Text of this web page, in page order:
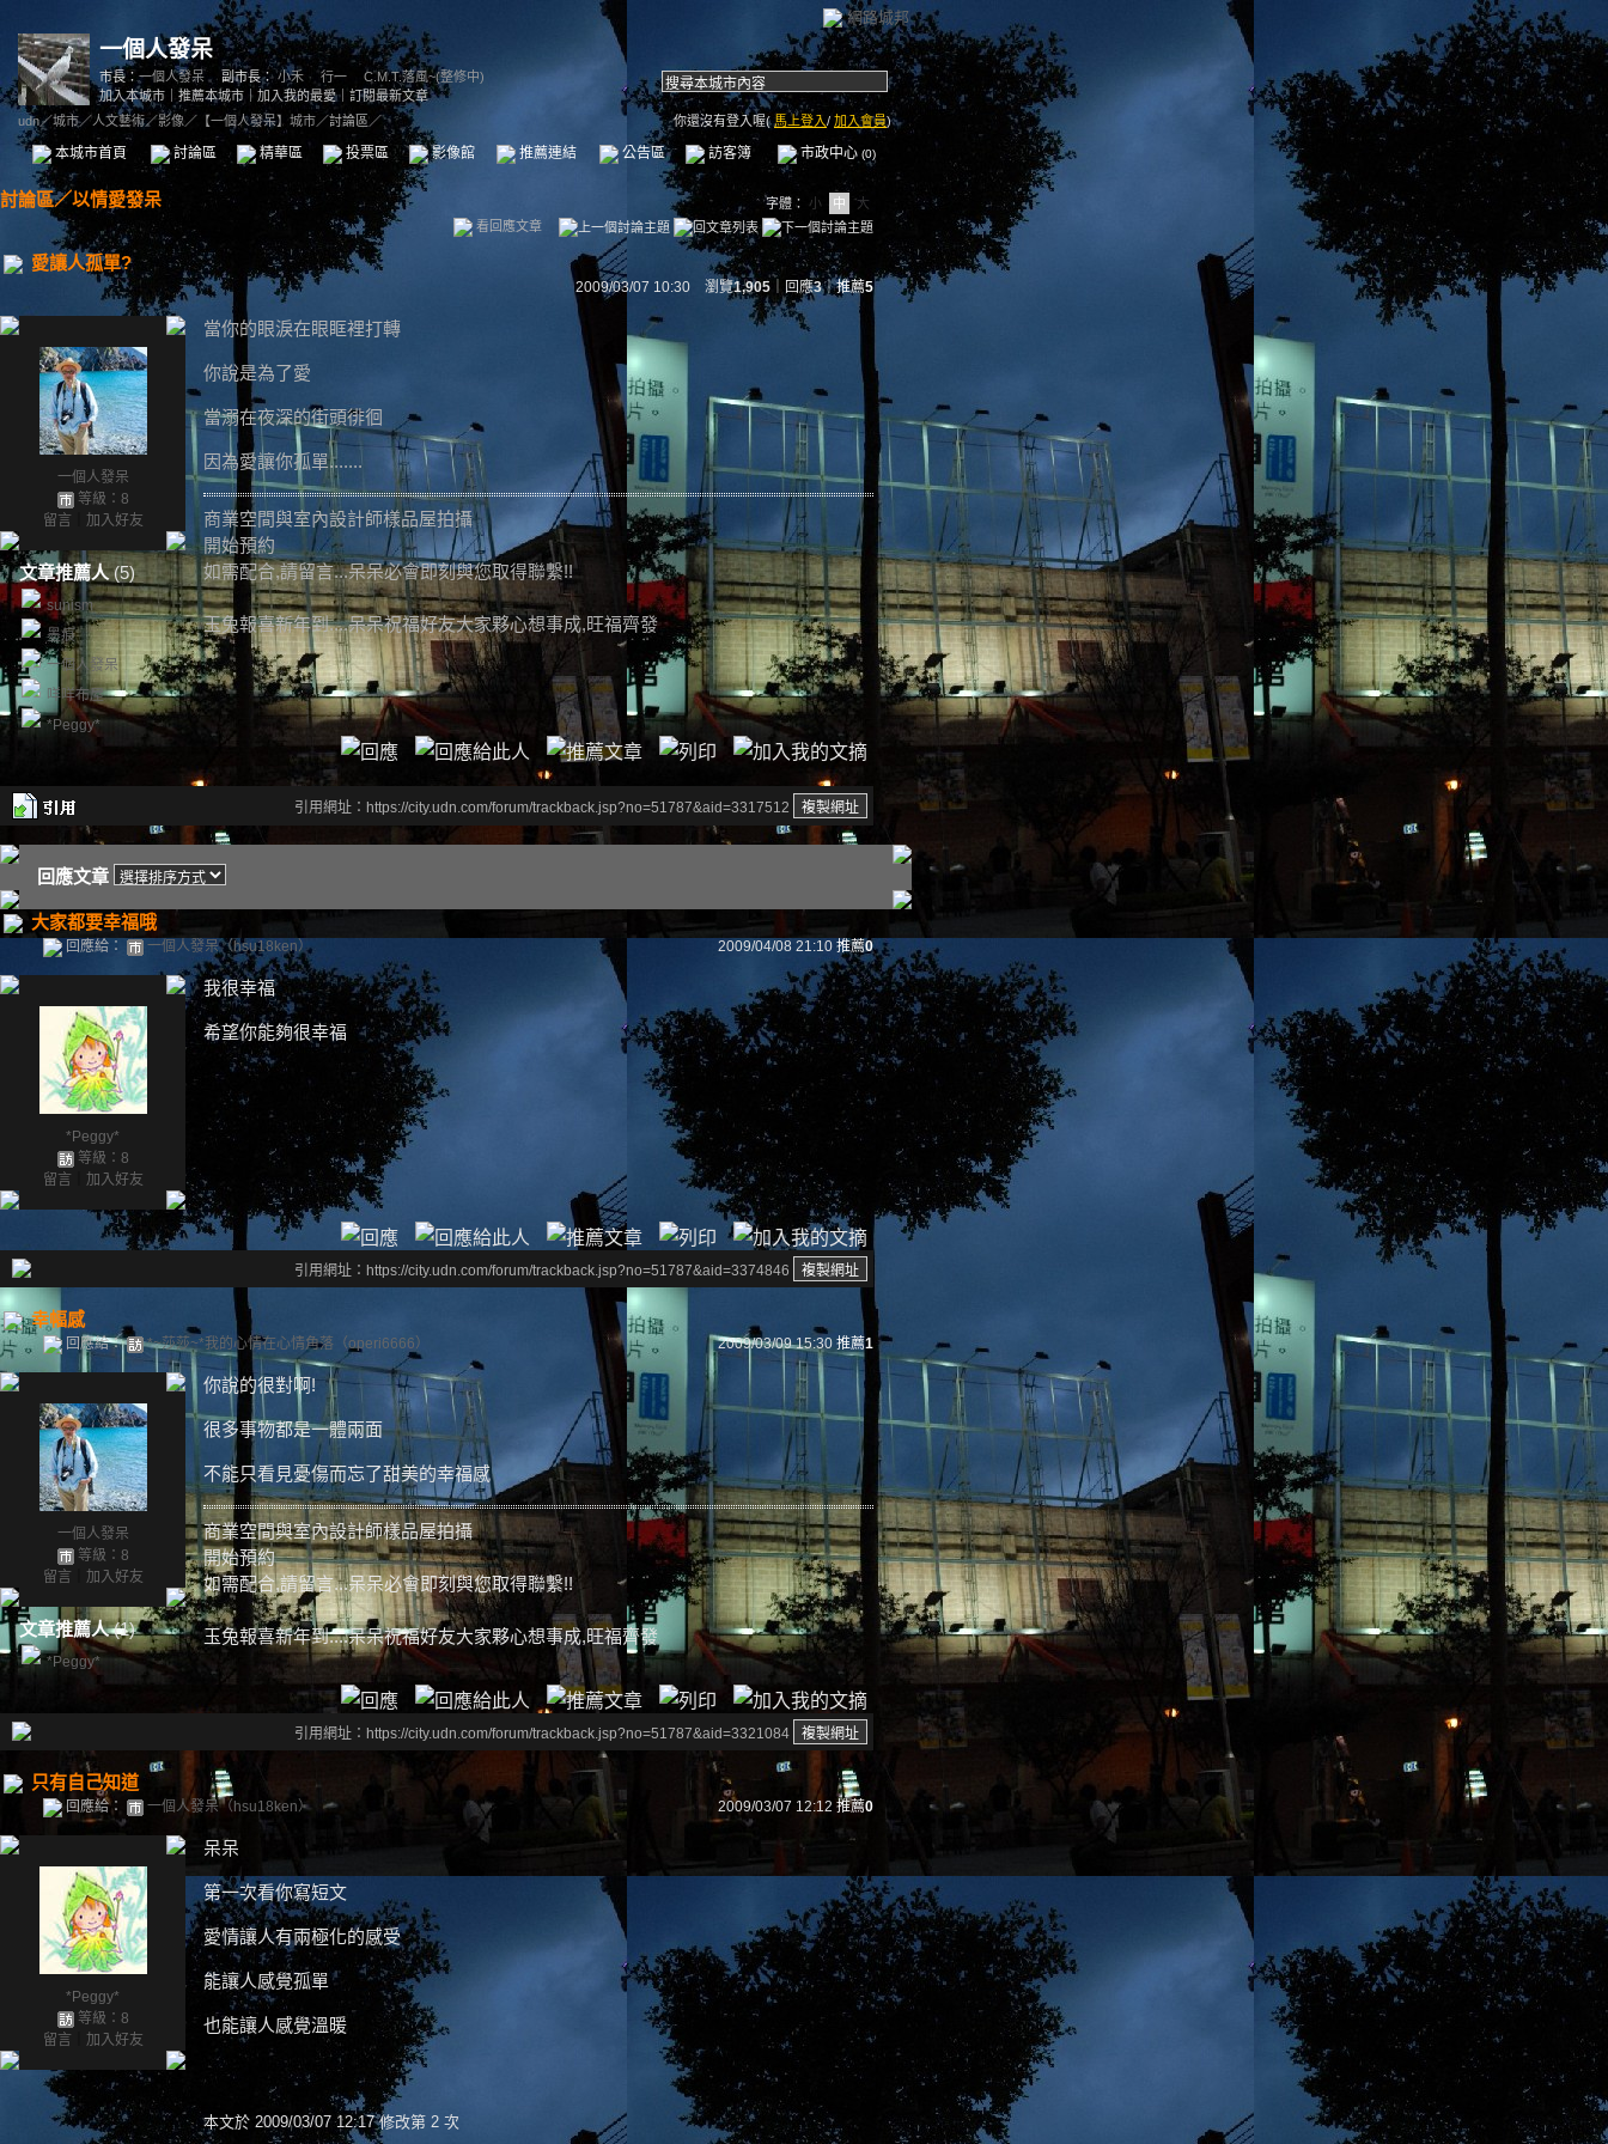
網路城邦
一個人發呆
市長： 一個人發呆 副市長： 小禾 、行一
C.M.T.落風~(整修中)
加入本城市
推薦本城市 ｜ 加入我的最愛｜ 訂閱最新文章
udn／城市／人文藝術／影像 ／ 【一個人發呆】城市／討論區／ 你還沒有登入喔(馬上登入/ 加入會員)
本城市首頁 討論區 精華區 投票區 影像館 推薦連結 公告區 訪客簿 市政中心 (0)
討論區／以情愛發呆 字體： 小 中
大
看回應文章
愛讓人孤單?
2009/03/07 10:30 瀏覽1,905 ｜回應3｜推薦5
一個人發呆
等級：8
留言
加入好友
文章推薦人(5)
sunism
墨痕
一個人發呆
咩咩布屋
*Peggy*
當你的眼淚在眼眶裡打轉
你說是為了愛
當溺在夜深的街頭徘徊
因為愛讓你孤單.......
商業空間與室內設計師樣品屋拍攝
開始預約
如需配合,請留言...呆呆必會即刻與您取得聯繫!!
玉兔報喜新年到....呆呆祝福好友大家夥心想事成,旺福齊發
引用網址：https://city.udn.com/forum/trackback.jsp?no=51787&aid=3317512
回應文章
大家都要幸福哦
回應給： 一個人發呆（hsu18ken） 2009/04/08 21:10 推薦0
*Peggy*
等級：8
留言
加入好友
我很幸福
希望你能夠很幸福
引用網址：https://city.udn.com/forum/trackback.jsp?no=51787&aid=3374846
幸幅感
回應給： *~莎莎~*我的心情在心情角落（operi6666） 2009/03/09 15:30 推薦1
一個人發呆
等級：8
留言
加入好友
文章推薦人(1)
*Peggy*
你說的很對啊!
很多事物都是一體兩面
不能只看見憂傷而忘了甜美的幸福感
商業空間與室內設計師樣品屋拍攝
開始預約
如需配合,請留言...呆呆必會即刻與您取得聯繫!!
玉兔報喜新年到....呆呆祝福好友大家夥心想事成,旺福齊發
引用網址：https://city.udn.com/forum/trackback.jsp?no=51787&aid=3321084
只有自己知道
回應給： 一個人發呆（hsu18ken） 2009/03/07 12:12 推薦0
*Peggy*
等級：8
留言
加入好友
呆呆
第一次看你寫短文
愛情讓人有兩極化的感受
能讓人感覺孤單
也能讓人感覺溫暖
本文於 2009/03/07 12:17 修改第 2 次